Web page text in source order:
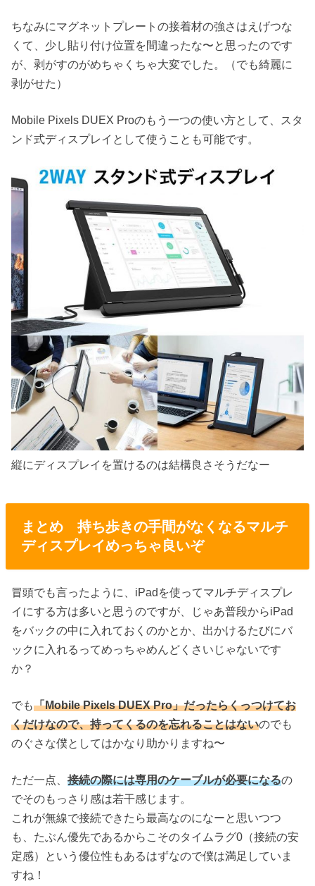
ちなみにマグネットプレートの接着材の強さはえげつな
くて、少し貼り付け位置を間違ったな〜と思ったのです
が、剥がすのがめちゃくちゃ大変でした。（でも綺麗に
剥がせた）
Mobile Pixels DUEX Proのもう一つの使い方として、スタ
ンド式ディスプレイとして使うことも可能です。
縦にディスプレイを置けるのは結構良さそうだなー
まとめ 持ち歩きの手間がなくなるマルチ
ディスプレイめっちゃ良いぞ
冒頭でも言ったように、iPadを使ってマルチディスプレ
イにする方は多いと思うのですが、じゃあ普段からiPad
をバックの中に入れておくのかとか、出かけるたびにバ
ックに入れるってめっちゃめんどくさいじゃないです
か？
でも「Mobile Pixels DUEX Pro」だったらくっつけてお
くだけなので、持ってくるのを忘れることはないのでも
のぐさな僕としてはかなり助かりますね〜
ただ一点、接続の際には専用のケーブルが必要になるの
でそのもっさり感は若干感じます。
これが無線で接続できたら最高なのになーと思いつつ
も、たぶん優先であるからこそのタイムラグ0（接続の安
定感）という優位性もあるはずなので僕は満足していま
すね！